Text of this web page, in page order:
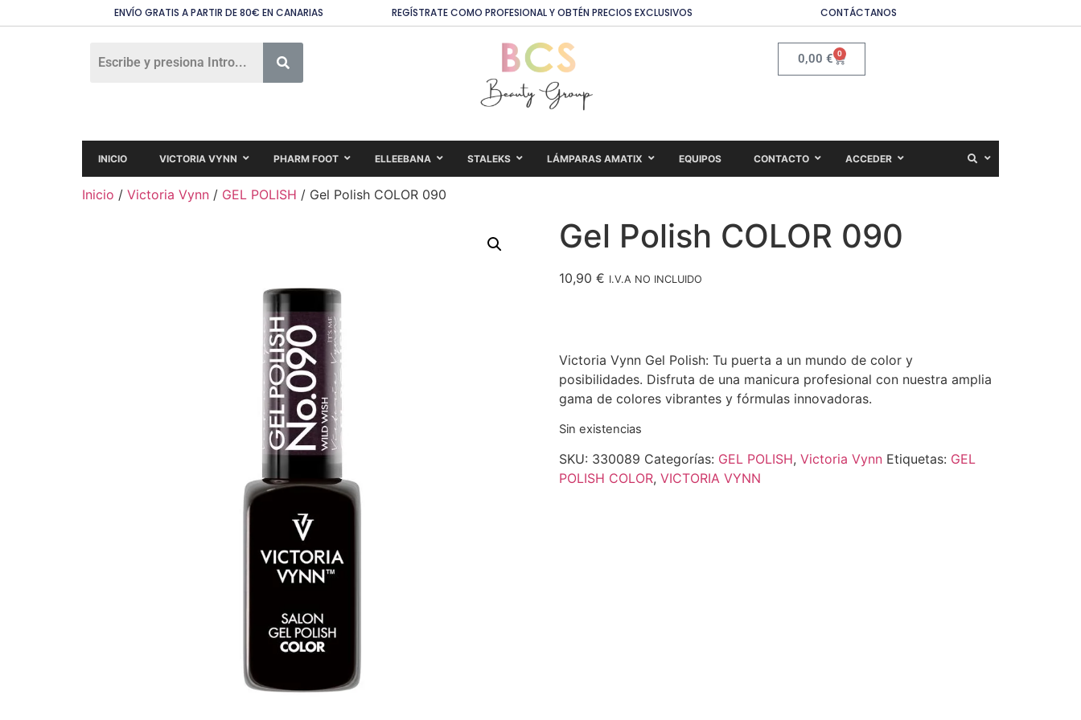
ENVÍO GRATIS A PARTIR DE 80€ EN CANARIAS REGÍSTRATE COMO PROFESIONAL Y OBTÉN PRECIOS EXCLUSIVOS CONTÁCTANOS
0,00 € 0
INICIO VICTORIA VYNN PHARM FOOT ELLEEBANA STALEKS LÁMPARAS AMATIX EQUIPOS CONTACTO ACCEDER
Inicio / Victoria Vynn / GEL POLISH / Gel Polish COLOR 090
Gel Polish COLOR 090
10,90 € I.V.A NO INCLUIDO
Victoria Vynn Gel Polish: Tu puerta a un mundo de color y
posibilidades. Disfruta de una manicura profesional con nuestra amplia
gama de colores vibrantes y fórmulas innovadoras.
Sin existencias
SKU: 330089 Categorías: GEL POLISH, Victoria Vynn Etiquetas: GEL
POLISH COLOR, VICTORIA VYNN